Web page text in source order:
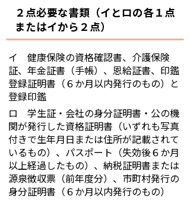
２点必要な書類（イとロの各１点
またはイから２点）
イ 健康保険の資格確認書、介護保険
証、年金証書（手帳）、恩給証書、印鑑
登録証明書（６か月以内発行のもの）と
登録印鑑
ロ 学生証・会社の身分証明書・公の機
関が発行した資格証明書（いずれも写真
付きで生年月日または住所が記載されて
いるもの）、パスポート（失効後６か月
以上経過したもの）、納税証明書または
源泉徴収票（前年度分）、市町村発行の
身分証明書（６か月以内発行のもの）